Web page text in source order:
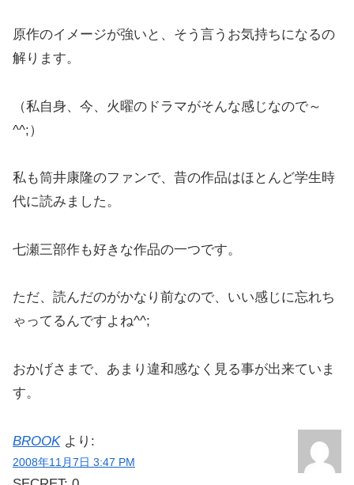
原作のイメージが強いと、そう言うお気持ちになるの
解ります。
（私自身、今、火曜のドラマがそんな感じなので～
^^;）
私も筒井康隆のファンで、昔の作品はほとんど学生時
代に読みました。
七瀬三部作も好きな作品の一つです。
ただ、読んだのがかなり前なので、いい感じに忘れち
ゃってるんですよね^^;
おかげさまで、あまり違和感なく見る事が出来ていま
す。
BROOK より:
2008年11月7日 3:47 PM